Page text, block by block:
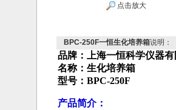
点击放大
BPC-250F一恒生化培养箱说明：
品牌：上海一恒科学仪器
名称： 生化培养箱
型号： BPC-250F
产品简介：